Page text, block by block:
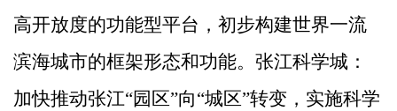
高开放度的功能型平台，初步构建世界一流
滨海城市的框架形态和功能。张江科学城：
加快推动张江“园区”向“城区”转变， 实施科学